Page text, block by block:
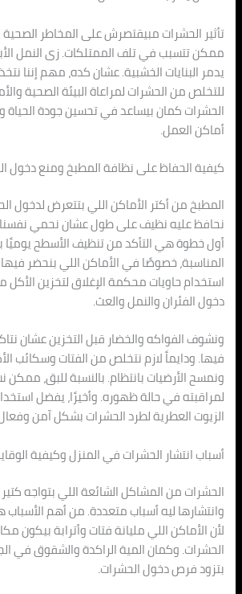
تأثير الحشرات مبيقتصرش على المخاطر
ممكن تتسبب في تلف الممتلكات. زى النمل
يدمر البنايات الخشبية. عشان كده، مهم إننا
للتخلص من الحشرات لمراعاة البيئة الصحية
الحشرات كمان بيساعد في تحسين جودة الحياة
أماكن العمل.
كيفية الحفاظ على نظافة المطبخ ومنع دخول
المطبخ من أكتر الأماكن اللي بتتعرض لدخول
نحافظ عليه نظيف على طول عشان نحمي
أول خطوة هي التأكد من تنظيف الأسطح يوميًا
المناسبة، خصوصًا في الأماكن اللي بنحضر
استخدام حاويات محكمة الإغلاق لتخزين الأكل
دخول الفئران والنمل والعث.
ونشوف الفواكه والخضار قبل التخزين عشان
فيها. ودايماً لازم نتخلص من الفتات وسكائب
ونمسح الأرضيات بانتظام. بالنسبة للبق،
لمراقبته في حالة ظهوره. وأخيرًا، يفضل
الزيوت العطرية لطرد الحشرات بشكل آمن
أسباب انتشار الحشرات في المنزل وكيفية
الحشرات من المشاكل الشائعة اللي بتواجه
وانتشارها ليه أسباب متعددة. من أهم الأسباب
لأن الأماكن اللي مليانة فتات وأترابة بيكون
الحشرات. وكمان المية الراكدة والشقوق في
بتزود فرص دخول الحشرات.